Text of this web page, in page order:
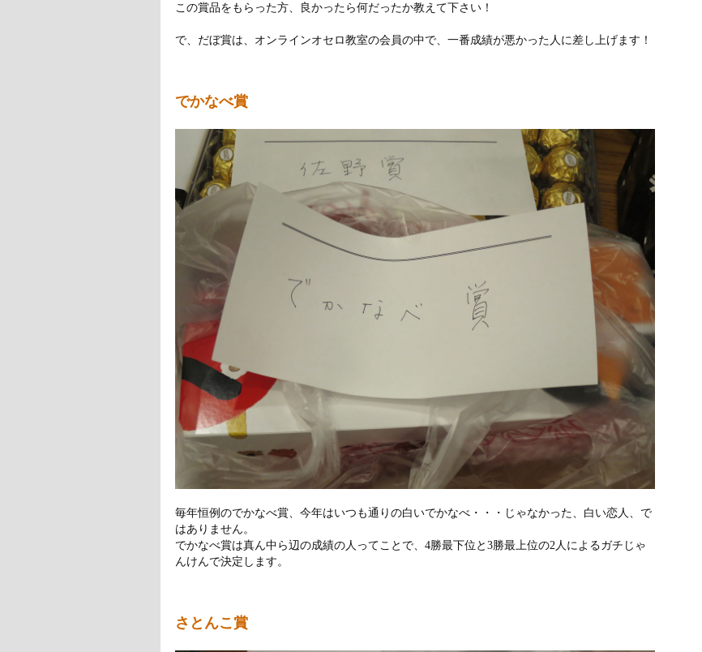
この賞品をもらった方、良かったら何だったか教えて下さい！
で、だぼ賞は、オンラインオセロ教室の会員の中で、一番成績が悪かった人に差し上げます！
でかなべ賞
毎年恒例のでかなべ賞、今年はいつも通りの白いでかなべ・・・じゃなかった、白い恋人、で
はありません。
でかなべ賞は真ん中ら辺の成績の人ってことで、4勝最下位と3勝最上位の2人によるガチじゃ
んけんで決定します。
さとんこ賞